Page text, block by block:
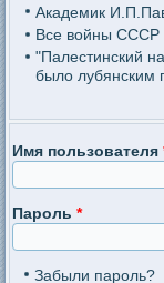
Академик
Все войны СССР
"Палестинский
было лубянским
Имя пользователя
Пароль*
Забыли пароль?